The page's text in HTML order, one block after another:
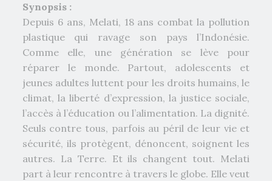
Synopsis :
Depuis 6 ans, Melati, 18 ans combat la pollution
plastique qui ravage son pays l’Indonésie.
Comme elle, une génération se lève pour
réparer le monde. Partout, adolescents et
jeunes adultes luttent pour les droits humains, le
climat, la liberté d’expression, la justice sociale,
l’accès à l’éducation ou l’alimentation. La dignité.
Seuls contre tous, parfois au péril de leur vie et
sécurité, ils protègent, dénoncent, soignent les
autres. La Terre. Et ils changent tout. Melati
part à leur rencontre à travers le globe. Elle veut